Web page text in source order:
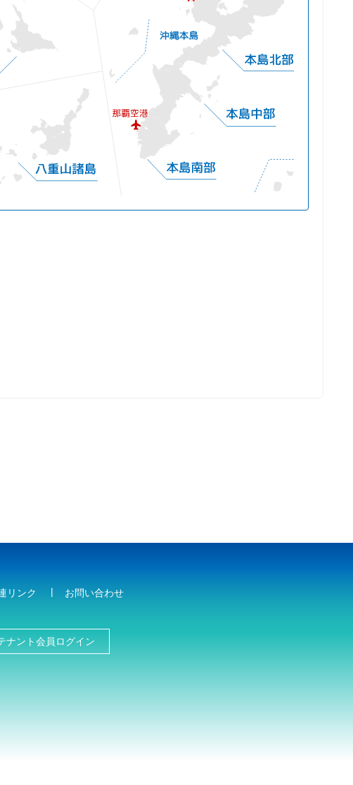
リンク お問い合わせ
ナント会員ログイン